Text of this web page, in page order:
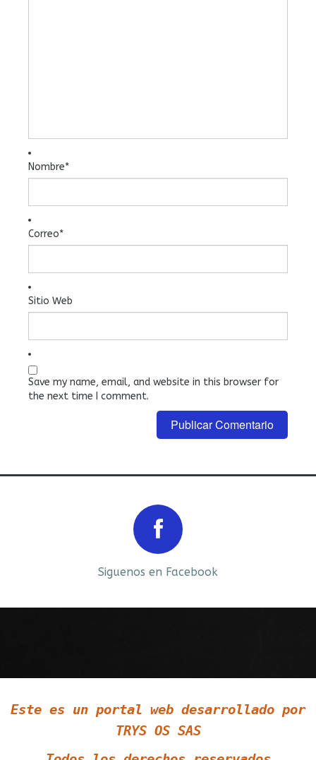
Nombre*
Correo*
Sitio Web
Save my name, email, and website in this browser for
the next time I comment.
Siguenos en Facebook
Este es un portal web desarrollado por
TRYS OS SAS